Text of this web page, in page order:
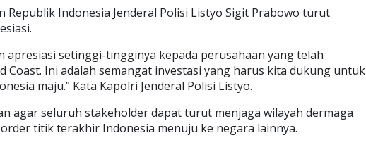
Republik Indonesia Jenderal Polisi Listyo Sigit Prabowo turut
apresiasi setinggi-tingginya kepada perusahaan yang telah
Coast. Ini adalah semangat investasi yang harus kita dukung untuk
maju.” Kata Kapolri Jenderal Polisi Listyo.
agar seluruh stakeholder dapat turut menjaga wilayah dermaga
titik terakhir Indonesia menuju ke negara lainnya.